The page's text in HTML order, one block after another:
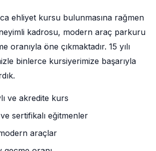
ehliyet kursu bulunmasına rağmen
kadrosu, modern araç parkuru
oranıyla öne çıkmaktadır. 15 yılı
binlerce kursiyerimize başarıyla
ve akredite kurs
sertifikalı eğitmenler
araçlar